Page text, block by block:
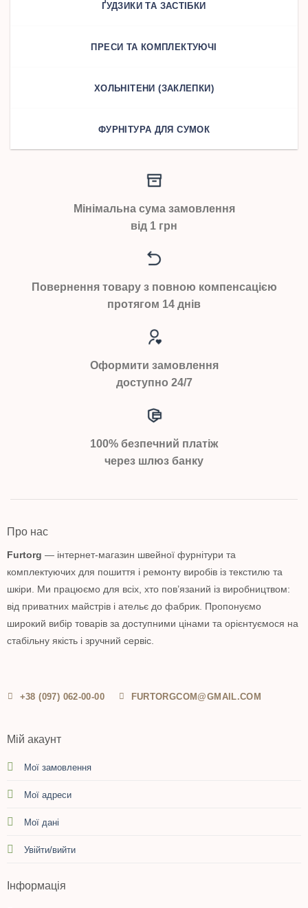
ҐУДЗИКИ ТА ЗАСТІБКИ
ПРЕСИ ТА КОМПЛЕКТУЮЧІ
ХОЛЬНІТЕНИ (ЗАКЛЕПКИ)
ФУРНІТУРА ДЛЯ СУМОК
Мінімальна сума замовлення
від 1 грн
Повернення товару з повною компенсацією
протягом 14 днів
Оформити замовлення
доступно 24/7
100% безпечний платіж
через шлюз банку
Про нас
Furtorg — інтернет-магазин швейної фурнітури та
комплектуючих для пошиття і ремонту виробів із текстилю та
шкіри. Ми працюємо для всіх, хто пов’язаний із виробництвом:
від приватних майстрів і ательє до фабрик. Пропонуємо
широкий вибір товарів за доступними цінами та орієнтуємося на
стабільну якість і зручний сервіс.
+38 (097) 062-00-00 FURTORGCOM@GMAIL.COM
Мій акаунт
Мої замовлення
Мої адреси
Мої дані
Увійти/вийти
Інформація